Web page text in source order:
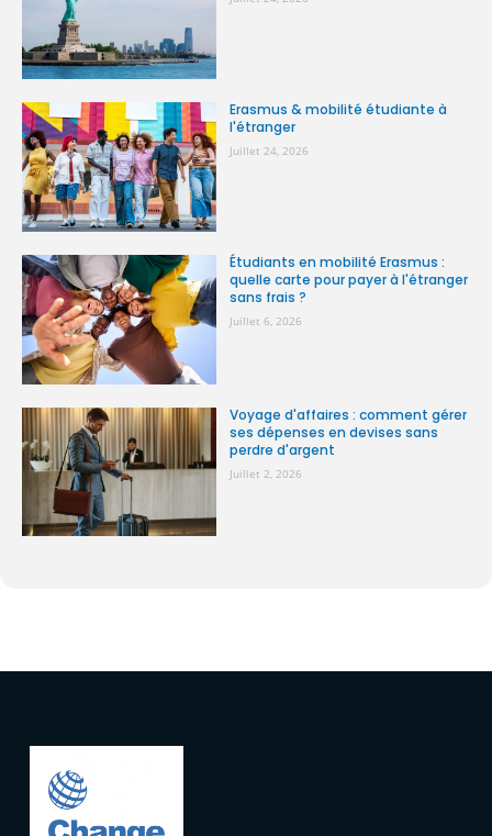
Erasmus & mobilité étudiante à
l'étranger
Juillet 24, 2026
Étudiants en mobilité Erasmus :
quelle carte pour payer à l'étranger
sans frais ?
Juillet 6, 2026
Voyage d'affaires : comment gérer
ses dépenses en devises sans
perdre d'argent
Juillet 2, 2026